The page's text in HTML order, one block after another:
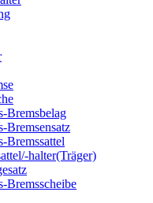
Bremsbelag
Bremsensatz
Bremssattel
halter(Träger)
Bremsscheibe